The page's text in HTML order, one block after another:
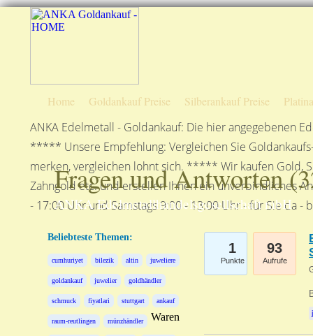
Home Goldankauf Preise Silberankauf Preise
ANKA Edelmetall - Goldankauf: Die hier angegebenen
***** Unsere Empfehlung: Vergleichen Sie
merken, vergleichen lohnt sich. ***** Wir kaufen Gold,
Zahngold etc. und erstellen Ihnen ein unverbindliches
- 17:00 Uhr und Samstags 9:00 - 13:00 Uhr - für Sie
Fragen und Antworten (
ANKA Edelmetallhandelsgesellschaft mbH
Beliebteste Themen:
cumhuriyet bilezik altin juweliere
goldankauf juwelier goldhändler
schmuck fiyatlari stuttgart ankauf
raum-reutlingen münzhändler Waren
1
Punkte
93
Aufrufe